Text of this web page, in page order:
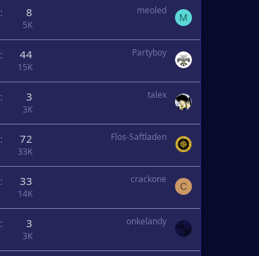
8
5K
meoled
M
44
15K
Partyboy
3
3K
talex
72
33K
Flos-Saftladen
33
14K
crackone
C
3
3K
onkelandy